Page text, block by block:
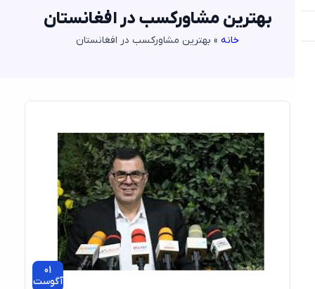
بهترین مشاورکسب در افغانستان
»بهترین مشاورکسب در افغانستان
01
آگوست